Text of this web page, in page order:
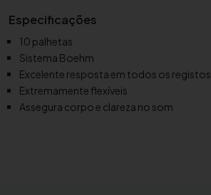
h
t
a
s
p
Especificações
10 palhetas
Sistema Boehm
Excelente resposta em todos os registos
Extremamente flexíveis
Assegura corpo e clareza no som